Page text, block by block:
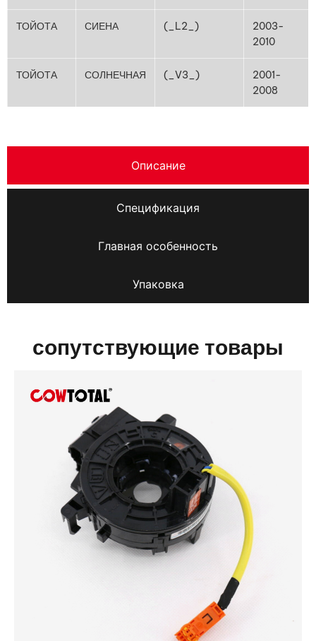
ТОЙОТА СИЕНА (_L2_)
2003-
2010
ТОЙОТА СОЛНЕЧНАЯ (_V3_)
2001-
2008
Описание
Спецификация
Главная особенность
Упаковка
сопутствующие товары